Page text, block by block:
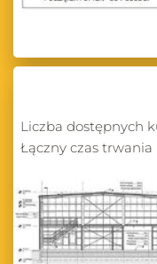
Liczba dostępnych
Łączny czas trwania